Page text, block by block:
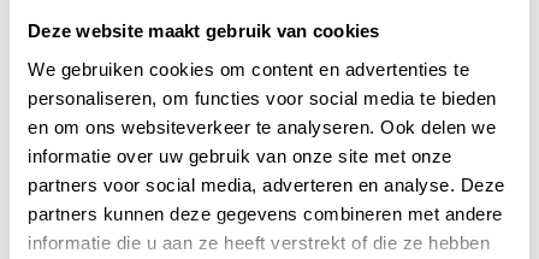
Deze website maakt gebruik van cookies
We gebruiken cookies om content en advertenties te
personaliseren, om functies voor social media te bieden
en om ons websiteverkeer te analyseren. Ook delen we
informatie over uw gebruik van onze site met onze
partners voor social media, adverteren en analyse. Deze
partners kunnen deze gegevens combineren met andere
informatie die u aan ze heeft verstrekt of die ze hebben
139,95
Buy now, pay later